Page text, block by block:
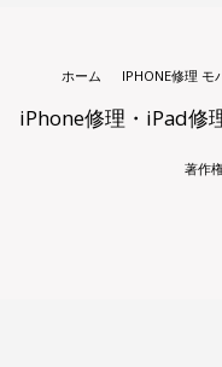
iPhone修理・iPad修
著作
ホーム IPHONE修理 モ